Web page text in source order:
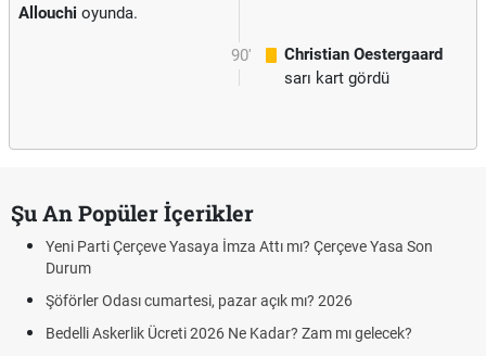
Allouchi oyunda.
90'
Christian Oestergaard
sarı kart gördü
Şu An Popüler İçerikler
Yeni Parti Çerçeve Yasaya İmza Attı mı? Çerçeve Yasa Son
Durum
Şöförler Odası cumartesi, pazar açık mı? 2026
Bedelli Askerlik Ücreti 2026 Ne Kadar? Zam mı gelecek?